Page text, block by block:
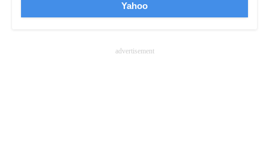
Yahoo
advertisement